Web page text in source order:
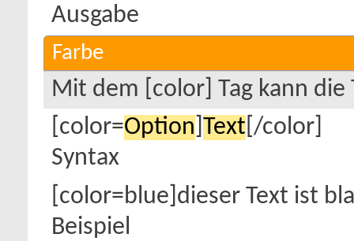
Ausgabe
Farbe
Mit dem [color] Tag kann
[color=Option Text [/color]
Syntax
[color=blue]dieser Text ist
Beispiel